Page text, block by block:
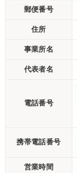
郵便番号
住所
事業所名
代表者名
電話番号
携帯電話番号
営業時間